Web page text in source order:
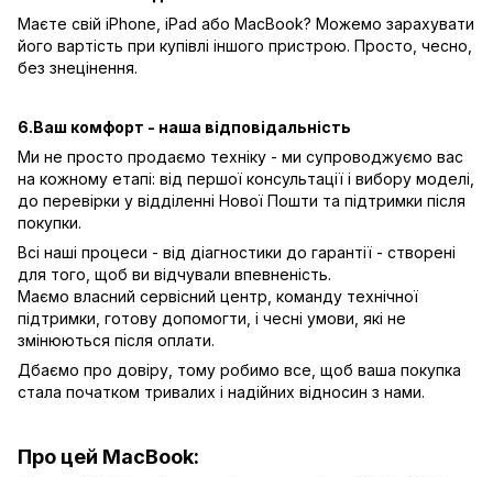
Маєте свій iPhone, iPad або MacBook? Можемо зарахувати
його вартість при купівлі іншого пристрою. Просто, чесно,
без знецінення.
6.Ваш комфорт - наша відповідальність
Ми не просто продаємо техніку - ми супроводжуємо вас
на кожному етапі: від першої консультації і вибору моделі,
до перевірки у відділенні Нової Пошти та підтримки після
покупки.
Всі наші процеси - від діагностики до гарантії - створені
для того, щоб ви відчували впевненість.
Маємо власний сервісний центр, команду технічної
підтримки, готову допомогти, і чесні умови, які не
змінюються після оплати.
Дбаємо про довіру, тому робимо все, щоб ваша покупка
стала початком тривалих і надійних відносин з нами.
Про цей MacBook: